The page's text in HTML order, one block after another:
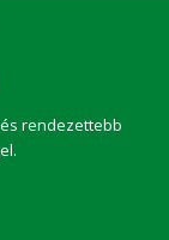
és rendezettebb